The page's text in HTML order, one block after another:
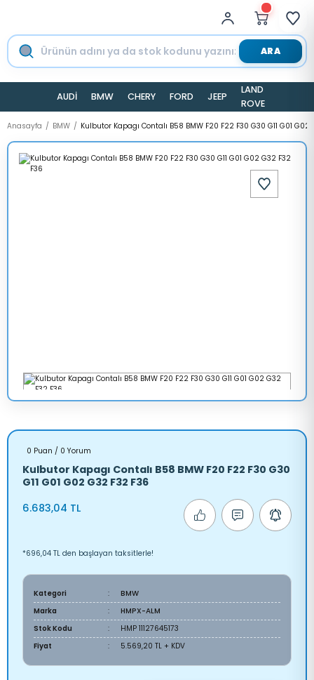
ARA
AUDİ BMW CHERY FORD JEEP
LAND
ROVER
Anasayfa BMW Kulbutor Kapagı Contalı B58 BMW F20 F22 F30 G30 G11 G01 G02
0 Puan / 0 Yorum
Kulbutor Kapagı Contalı B58 BMW F20 F22 F30 G30
G11 G01 G02 G32 F32 F36
6.683,04 TL
*696,04 TL den başlayan taksitlerle!
Kategori
BMW
Marka
HMPX-ALM
Stok Kodu
HMP 11127645173
Fiyat
5.569,20 TL + KDV